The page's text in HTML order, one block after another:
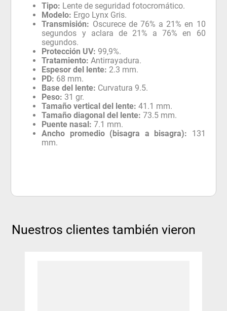
Tipo: Lente de seguridad fotocromático.
Modelo: Ergo Lynx Gris.
Transmisión: Oscurece de 76% a 21% en 10
segundos y aclara de 21% a 76% en 60
segundos.
Protección UV: 99,9%.
Tratamiento: Antirrayadura.
Espesor del lente: 2.3 mm.
PD: 68 mm.
Base del lente: Curvatura 9.5.
Peso: 31 gr.
Tamaño vertical del lente: 41.1 mm.
Tamaño diagonal del lente: 73.5 mm.
Puente nasal: 7.1 mm.
Ancho promedio (bisagra a bisagra): 131
mm.
Nuestros clientes también vieron